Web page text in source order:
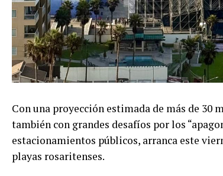
Con una proyección estimada de más de 30
también con grandes desafíos por los
estacionamientos públicos, arranca este
playas rosaritenses.